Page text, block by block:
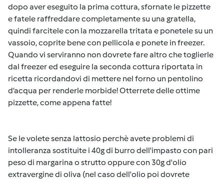
dopo aver eseguito la prima cottura, sfornate le pizzette
e fatele raffreddare completamente su una gratella,
quindi farcitele con la mozzarella tritata e ponetele su un
vassoio, coprite bene con pellicola e ponete in freezer.
Quando vi serviranno non dovrete fare altro che toglierle
dal freezer ed eseguire la seconda cottura riportata in
ricetta ricordandovi di mettere nel forno un pentolino
d’acqua per renderle morbide! Otterrete delle ottime
pizzette, come appena fatte!
Se le volete senza lattosio perchè avete problemi di
intolleranza sostituite i 40g di burro dell'impasto con pari
peso di margarina o strutto oppure con 30g d'olio
extravergine di oliva (nel caso dell'olio poi dovrete